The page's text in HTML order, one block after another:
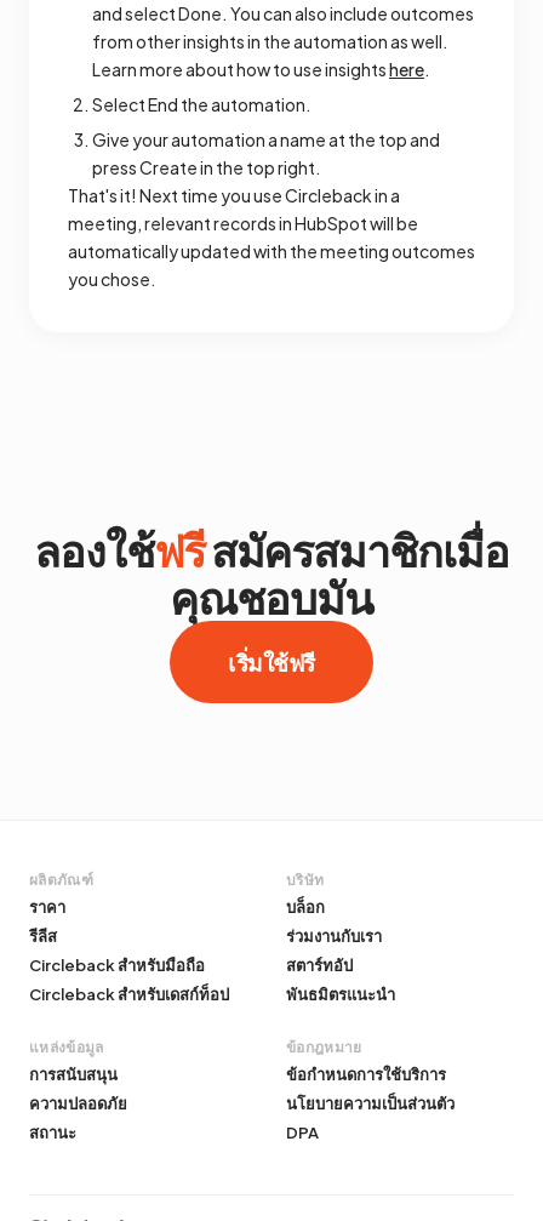
and select Done. You can also include outcomes
from other insights in the automation as well.
Learn more about how to use insightshere
Select End the automation.
Give your automation a name at the top and
press Create in the top right.
That's it! Next time you use Circleback in a
meeting, relevant records in HubSpot will be
automatically updated with the meeting outcomes
you chose.
ลองใช้ฟรีสมัครสมาชิกเมื่อ
คุณชอบมัน
เริ่มใช้ฟรี
ผลิตภัณฑ์
ราคา
รีลีส
Circleback สำหรับมือถือ
Circleback สำหรับเดสก์ท็อป
บริษัท
บล็อก
ร่วมงานกับเรา
สตาร์ทอัป
พันธมิตรแนะนำ
แหล่งข้อมูล
การสนับสนุน
ความปลอดภัย
สถานะ
ข้อกฎหมาย
ข้อกำหนดการใช้บริการ
นโยบายความเป็นส่วนตัว
DPA